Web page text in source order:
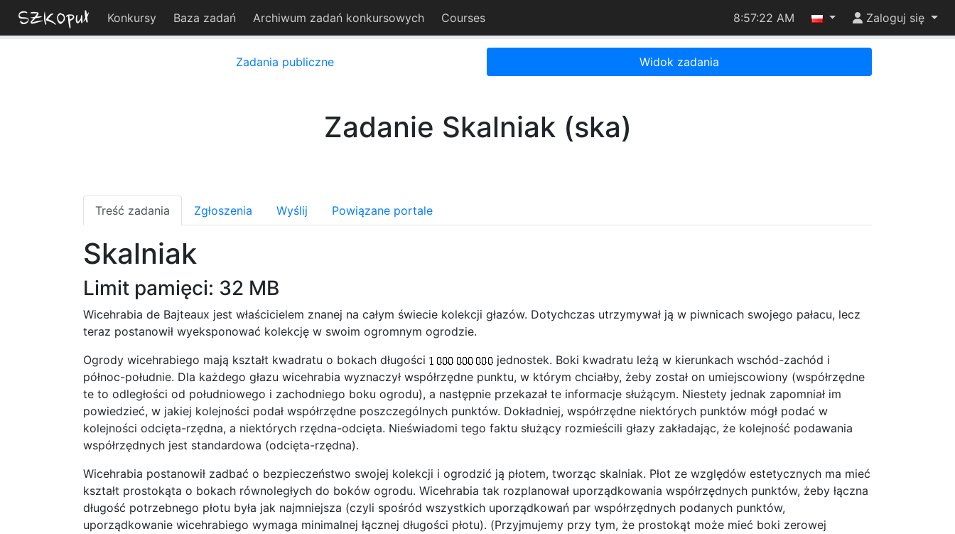
Konkursy Baza zadań Archiwum zadań konkursowych Courses 8:57:22 AM Zaloguj się
Zadania publiczne Widok zadania
Zadanie Skalniak (ska)
Treść zadania Zgłoszenia Wyślij Powiązane portale
Skalniak
Limit pamięci: 32 MB
Wicehrabia de Bajteaux jest właścicielem znanej na całym świecie kolekcji głazów. Dotychczas utrzymywał ją w piwnicach swojego pałacu, lecz
teraz postanowił wyeksponować kolekcję w swoim ogromnym ogrodzie.
Ogrody wicehrabiego mają kształt kwadratu o bokach długości
jednostek. Boki kwadratu leżą w kierunkach wschód-zachód i
północ-południe. Dla każdego głazu wicehrabia wyznaczył współrzędne punktu, w którym chciałby, żeby został on umiejscowiony (współrzędne
te to odległości od południowego i zachodniego boku ogrodu), a następnie przekazał te informacje służącym. Niestety jednak zapomniał im
powiedzieć, w jakiej kolejności podał współrzędne poszczególnych punktów. Dokładniej, współrzędne niektórych punktów mógł podać w
kolejności odcięta-rzędna, a niektórych rzędna-odcięta. Nieświadomi tego faktu służący rozmieścili głazy zakładając, że kolejność podawania
współrzędnych jest standardowa (odcięta-rzędna).
Wicehrabia postanowił zadbać o bezpieczeństwo swojej kolekcji i ogrodzić ją płotem, tworząc skalniak. Płot ze względów estetycznych ma mieć
kształt prostokąta o bokach równoległych do boków ogrodu. Wicehrabia tak rozplanował uporządkowania współrzędnych punktów, żeby łączna
długość potrzebnego płotu była jak najmniejsza (czyli spośród wszystkich uporządkowań par współrzędnych podanych punktów,
uporządkowanie wicehrabiego wymaga minimalnej łącznej długości płotu). (Przyjmujemy przy tym, że prostokąt może mieć boki zerowej